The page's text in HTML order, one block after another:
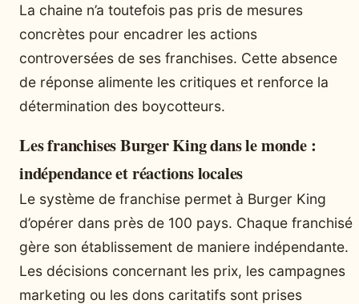
La chaine n’a toutefois pas pris de mesures
concrètes pour encadrer les actions
controversées de ses franchises. Cette absence
de réponse alimente les critiques et renforce la
détermination des boycotteurs.
Les franchises Burger King dans le monde :
indépendance et réactions locales
Le système de franchise permet à Burger King
d’opérer dans près de 100 pays. Chaque franchisé
gère son établissement de maniere indépendante.
Les décisions concernant les prix, les campagnes
marketing ou les dons caritatifs sont prises